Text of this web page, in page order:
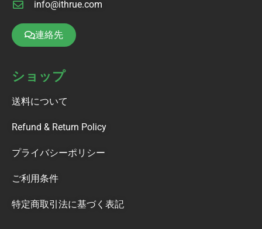
info@ithrue.com
連絡先
ショップ
送料について
Refund & Return Policy
プライバシーポリシー
ご利用条件
特定商取引法に基づく表記